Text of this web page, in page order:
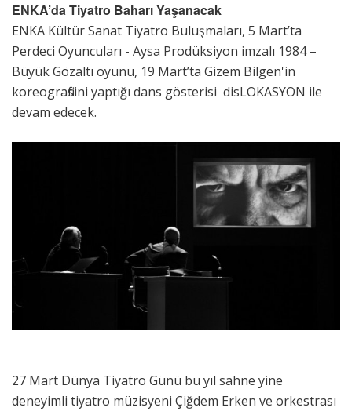
ENKA’da Tiyatro Baharı Yaşanacak
ENKA Kültür Sanat Tiyatro Buluşmaları, 5 Mart’ta
Perdeci Oyuncuları - Aysa Prodüksiyon imzalı 1984 –
Büyük Gözaltı oyunu, 19 Mart’ta Gizem Bilgen'in
koreografisini yaptığı dans gösterisi disLOKASYON ile
devam edecek.
27 Mart Dünya Tiyatro Günü bu yıl sahne yine
deneyimli tiyatro müzisyeni Çiğdem Erken ve orkestrası